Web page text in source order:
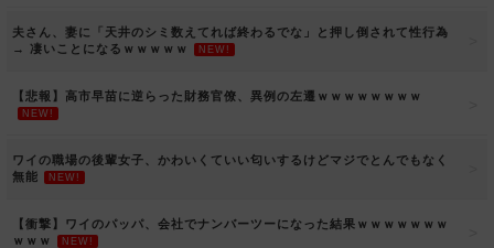
夫さん、妻に「天井のシミ数えてれば終わるでな」と押し倒されて性行為
→ 凄いことになるｗｗｗｗｗ
NEW!
【悲報】高市早苗に逆らった財務官僚、異例の左遷ｗｗｗｗｗｗｗｗ
NEW!
ワイの職場の後輩女子、かわいくていい匂いするけどマジでとんでもなく
無能
NEW!
【衝撃】ワイのパッパ、会社でナンバーツーになった結果ｗｗｗｗｗｗｗ
ｗｗｗ
NEW!